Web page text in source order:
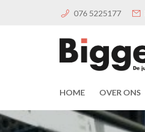
076 5225177
HOME OVER ONS